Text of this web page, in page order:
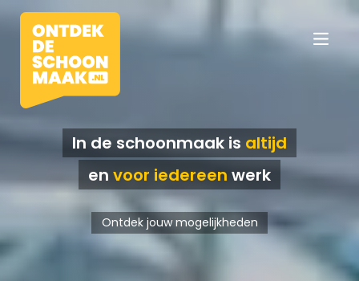
In de schoonmaak is altijd
en voor iedereen werk
Ontdek jouw mogelijkheden
Vacatures
Werkomgevingen